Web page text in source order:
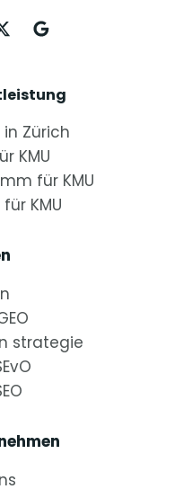
in Zürich
KMU
für KMU
KMU
strategie